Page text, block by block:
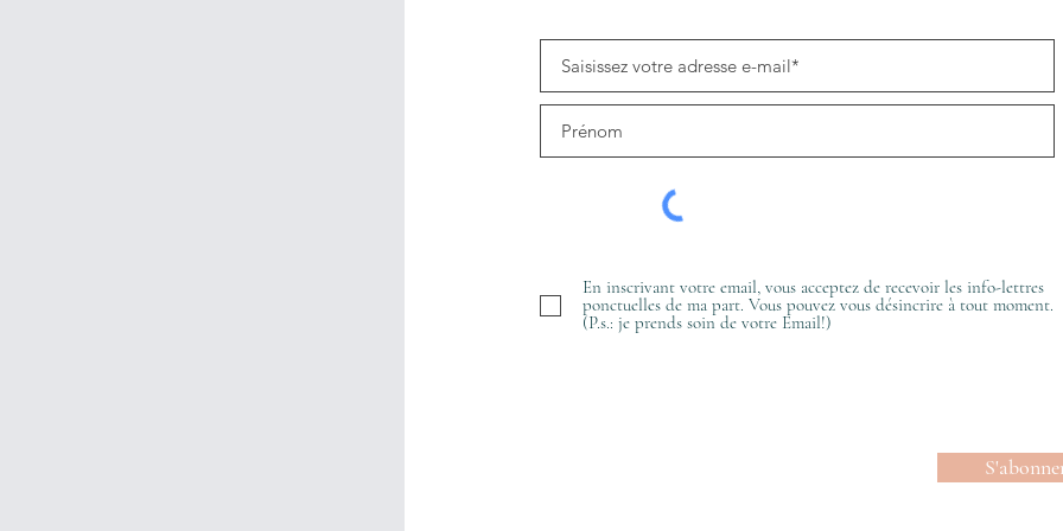
En inscrivant votre email, vous acceptez de recevoir les info-lettres
ponctuelles de ma part. Vous pouvez vous désincrire à tout moment.
(P.s.: je prends soin de votre Email!)